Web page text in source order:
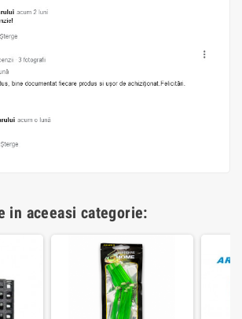
in aceeasi categorie: